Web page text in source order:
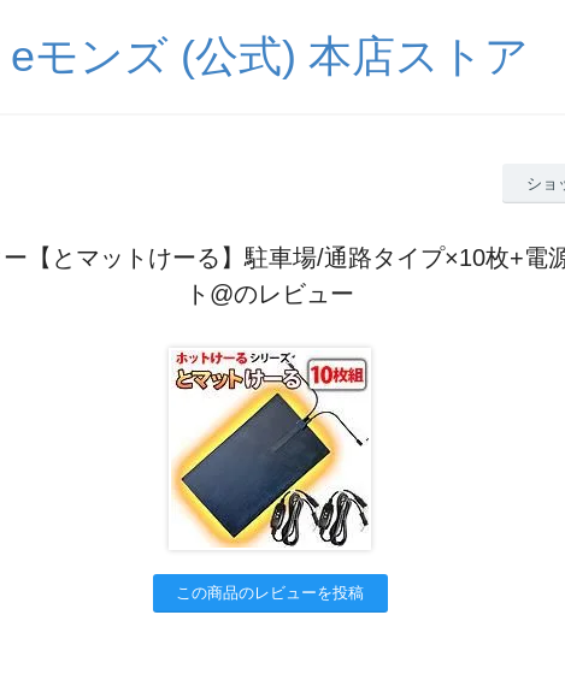
eモンズ (公式) 本店ストア
ショ
【とマットけーる】駐車場/通路タイプ×10枚+電
ト@のレビュー
この商品のレビューを投稿